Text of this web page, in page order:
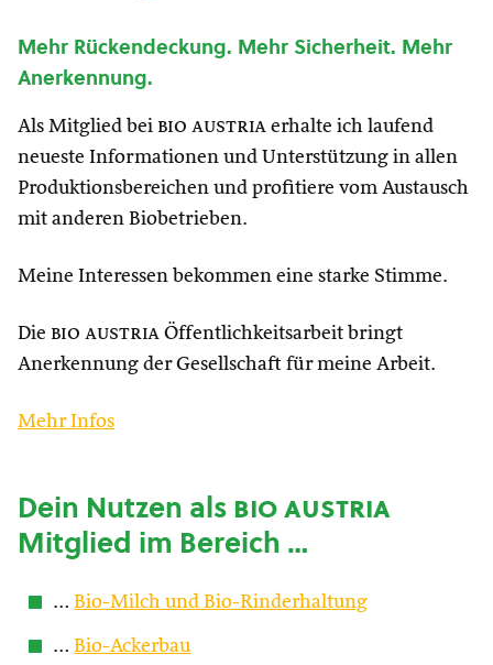
Mehr Rückendeckung. Mehr Sicherheit. Mehr
Anerkennung.
Als Mitglied bei bio austria erhalte ich laufend
neueste Informationen und Unterstützung in allen
Produktionsbereichen und profitiere vom Austausch
mit anderen Biobetrieben.
Meine Interessen bekommen eine starke Stimme.
Die bio austria Öffentlichkeitsarbeit bringt
Anerkennung der Gesellschaft für meine Arbeit.
Mehr Infos
Dein Nutzen alsbio austria
Mitglied im Bereich …
… Bio-Milch und Bio-Rinderhaltung
… Bio-Ackerbau